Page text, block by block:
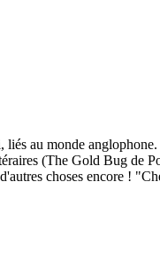
au monde
(The Gold Bug de
choses encore !